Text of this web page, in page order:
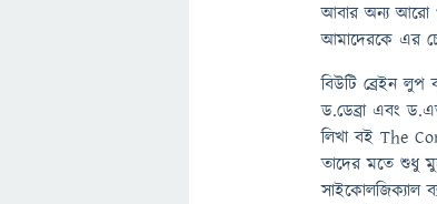
আবার অন্য আরো
আমাদেরকে এর
বিউটি ব্রেইন লুপ
ড.ডেব্রা এবং
লিখা বই The
তাদের মতে শুধু
সাইকোলজিক্যাল